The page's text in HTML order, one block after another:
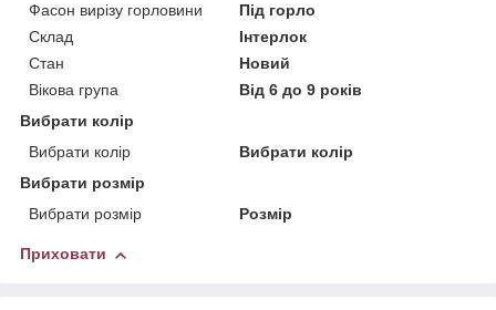
Фасон вирізу горловини
Під горло
Склад
Інтерлок
Стан
Новий
Вікова група
Від 6 до 9 років
Вибрати колір
Вибрати колір
Вибрати колір
Вибрати розмір
Вибрати розмір
Розмір
Приховати